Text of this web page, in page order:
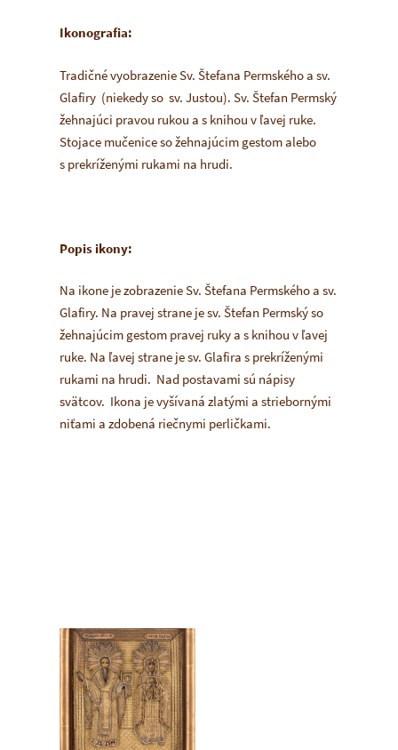
Ikonografia:
Tradičné vyobrazenie Sv. Štefana Permského a sv.
Glafiry (niekedy so sv. Justou). Sv. Štefan Permský
žehnajúci pravou rukou a s knihou v ľavej ruke.
Stojace mučenice so žehnajúcim gestom alebo
s prekríženými rukami na hrudi.
Popis ikony:
Na ikone je zobrazenie Sv. Štefana Permského a sv.
Glafiry. Na pravej strane je sv. Štefan Permský so
žehnajúcim gestom pravej ruky a s knihou v ľavej
ruke. Na ľavej strane je sv. Glafira s prekríženými
rukami na hrudi. Nad postavami sú nápisy
svätcov. Ikona je vyšívaná zlatými a striebornými
niťami a zdobená riečnymi perličkami.